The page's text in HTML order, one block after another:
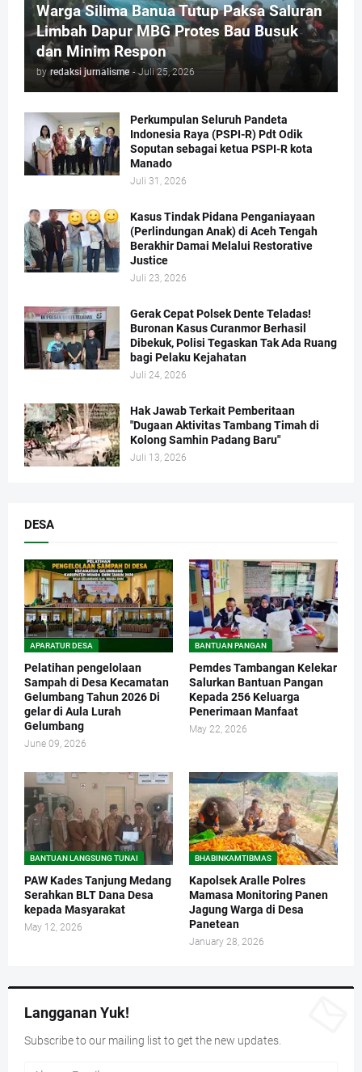
Warga Silima Banua Tutup Paksa Saluran
Limbah Dapur MBG Protes Bau Busuk
dan Minim Respon
by redaksi jurnalisme - Juli 25, 2026
Perkumpulan Seluruh Pandeta
Indonesia Raya (PSPI-R) Pdt Odik
Soputan sebagai ketua PSPI-R kota
Manado
Juli 31, 2026
Kasus Tindak Pidana Penganiayaan
(Perlindungan Anak) di Aceh Tengah
Berakhir Damai Melalui Restorative
Justice
Juli 23, 2026
Gerak Cepat Polsek Dente Teladas!
Buronan Kasus Curanmor Berhasil
Dibekuk, Polisi Tegaskan Tak Ada Ruang
bagi Pelaku Kejahatan
Juli 24, 2026
Hak Jawab Terkait Pemberitaan
"Dugaan Aktivitas Tambang Timah di
Kolong Samhin Padang Baru"
Juli 13, 2026
DESA
APARATUR DESA
Pelatihan pengelolaan
Sampah di Desa Kecamatan
Gelumbang Tahun 2026 Di
gelar di Aula Lurah
Gelumbang
June 09, 2026
BANTUAN PANGAN
Pemdes Tambangan Kelekar
Salurkan Bantuan Pangan
Kepada 256 Keluarga
Penerimaan Manfaat
May 22, 2026
BANTUAN LANGSUNG TUNAI
PAW Kades Tanjung Medang
Serahkan BLT Dana Desa
kepada Masyarakat
May 12, 2026
BHABINKAMTIBMAS
Kapolsek Aralle Polres
Mamasa Monitoring Panen
Jagung Warga di Desa
Panetean
January 28, 2026
Langganan Yuk!
Subscribe to our mailing list to get the new updates.